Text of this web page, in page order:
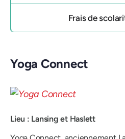
Frais de
Yoga Connect
Lieu : Lansing et Haslett